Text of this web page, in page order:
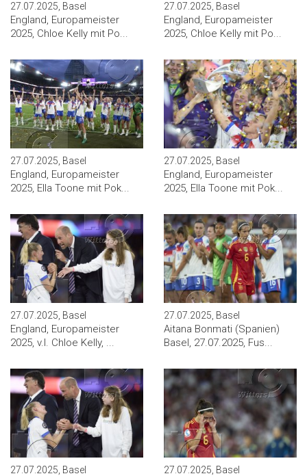
27.07.2025, Basel
England, Europameister
2025, Chloe Kelly mit Po...
27.07.2025, Basel
England, Europameister
2025, Chloe Kelly mit Po...
27.07.2025, Basel
England, Europameister
2025, Ella Toone mit Pok...
27.07.2025, Basel
England, Europameister
2025, Ella Toone mit Pok...
27.07.2025, Basel
England, Europameister
2025, v.l. Chloe Kelly, ...
27.07.2025, Basel
Aitana Bonmati (Spanien)
Basel, 27.07.2025, Fus...
27.07.2025, Basel 27.07.2025, Basel